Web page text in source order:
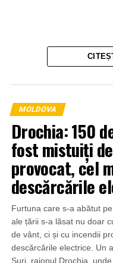
MOLDOVA
Drochia: 150
fost mistuiți
provocat, cel
descărcările
Furtuna care s-a abătut
ale țării s-a lăsat nu doar
de vânt, ci și cu incendii
descărcările electrice. Un
Șuri, raionul Drochia,